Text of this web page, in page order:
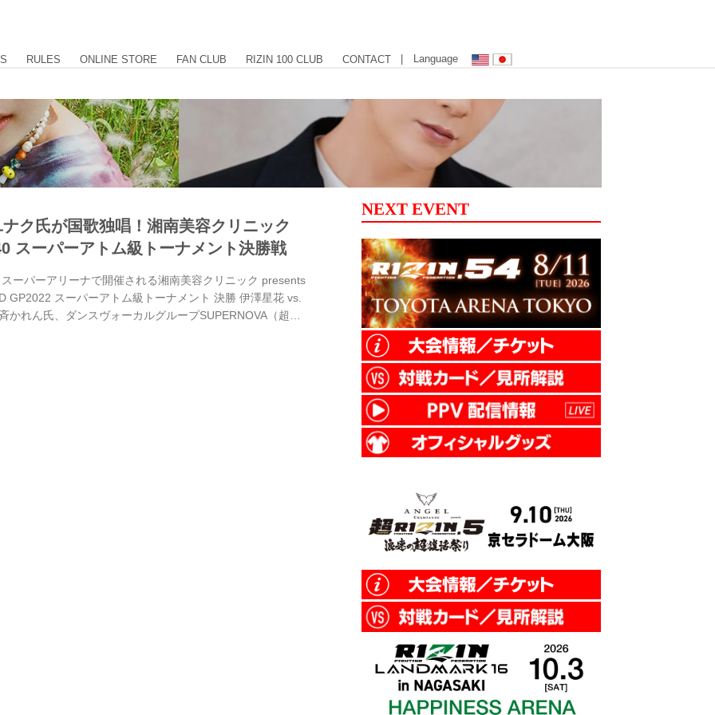
RULES ONLINE STORE FAN CLUB RIZIN 100 CLUB CONTACT | Language
ク氏が国歌独唱！湘南美容クリニック
スーパーアトム級トーナメント決勝戦
ーパーアリーナで開催される湘南美容クリニック presents
GP2022 スーパーアトム級トーナメント 決勝 伊澤星花 vs.
かれん氏、ダンスヴォーカルグループSUPERNOVA（超新
れ独唱する。安斉かれん氏、ユナク氏の素晴らしい歌声を
配信で聴こう！ 安斉かれん プロフィール 1999年8月15日
NEXT EVENT